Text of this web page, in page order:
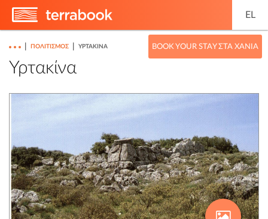
EL
BOOK YOUR STAY ΣΤΑ ΧΑΝΙΆ
ΠΟΛΙΤΙΣΜΌΣ ΥΡΤΑΚΊΝΑ
Υρτακίνα